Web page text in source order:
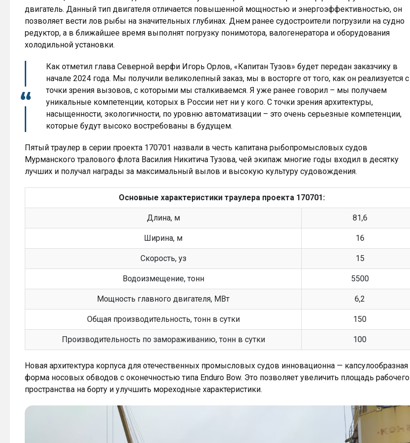
двигатель. Данный тип двигателя отличается повышенной мощностью и энергоэффективностью, он
позволяет вести лов рыбы на значительных глубинах. Днем ранее судостроители погрузили на судно
редуктор, а в ближайшее время выполнят погрузку понимотора, валогенератора и оборудования
холодильной установки.
Как отметил глава Северной верфи Игорь Орлов, «Капитан Тузов» будет передан заказчику в
начале 2024 года. Мы получили великолепный заказ, мы в восторге от того, как он реализуется с
точки зрения вызовов, с которыми мы сталкиваемся. Я уже ранее говорил – мы получаем
уникальные компетенции, которых в России нет ни у кого. С точки зрения архитектуры,
насыщенности, экологичности, по уровню автоматизации – это очень серьезные компетенции,
которые будут высоко востребованы в будущем.
Пятый траулер в серии проекта 170701 назвали в честь капитана рыбопромысловых судов
Мурманского тралового флота Василия Никитича Тузова, чей экипаж многие годы входил в десятку
лучших и получал награды за максимальный вылов и высокую культуру судовождения.
Основные характеристики траулера проекта 170701:
Длина, м 81,6
Ширина, м 16
Скорость, уз 15
Водоизмещение, тонн 5500
Мощность главного двигателя, МВт 6,2
Общая производительность, тонн в сутки 150
Производительность по замораживанию, тонн в сутки 100
Новая архитектура корпуса для отечественных промысловых судов инновационна — капсулообразная
форма носовых обводов с оконечностью типа Enduro Bow. Это позволяет увеличить площадь рабочего
пространства на борту и улучшить мореходные характеристики.